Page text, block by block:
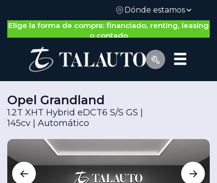
Dónde estamos
Nos adaptamos a ti: gestión 100% on-line o física
Elige la forma de compra: financiado, renting, leasing
o contado
Por Tipo de Vehículo
Opel Grandland
1.2T XHT Hybrid eDCT6 S/S GS |
145cv | Automático